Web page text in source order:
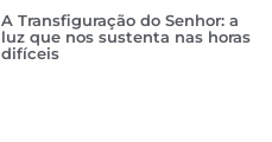
A Transfiguração do Senhor: a
luz que nos sustenta nas horas
difíceis